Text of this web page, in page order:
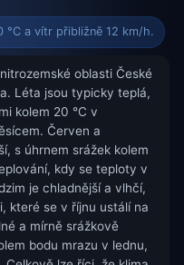
°C a vítr přibližně 12 km/h.
oblasti České
Léta jsou typicky teplá,
kolem 20 °C v
Červen a
s úhrnem srážek kolem
kdy se teploty v
je chladnější a vlhčí,
které se v říjnu ustálí na
a mírně srážkově
bodu mrazu v lednu,